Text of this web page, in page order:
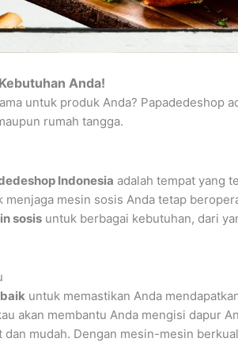
Anda!
untuk produk Anda? Papadedeshop
rumah tangga.
Indonesia adalah tempat yang
mesin sosis Anda tetap
sosis untuk berbagai kebutuhan, dari
untuk memastikan Anda
akan membantu Anda mengisi dapur
mudah. Dengan mesin-mesin